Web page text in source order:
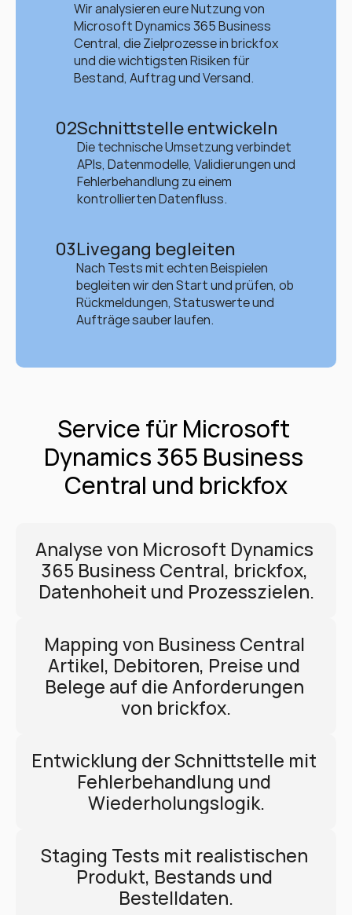
Wir analysieren eure Nutzung von
Microsoft Dynamics 365 Business
Central, die Zielprozesse in brickfox
und die wichtigsten Risiken für
Bestand, Auftrag und Versand.
02Schnittstelle entwickeln
Die technische Umsetzung verbindet
APIs, Datenmodelle, Validierungen und
Fehlerbehandlung zu einem
kontrollierten Datenfluss.
03Livegang begleiten
Nach Tests mit echten Beispielen
begleiten wir den Start und prüfen, ob
Rückmeldungen, Statuswerte und
Aufträge sauber laufen.
Service für Microsoft
Dynamics 365 Business
Central und brickfox
Analyse von Microsoft Dynamics
365 Business Central, brickfox,
Datenhoheit und Prozesszielen.
Mapping von Business Central
Artikel, Debitoren, Preise und
Belege auf die Anforderungen
von brickfox.
Entwicklung der Schnittstelle mit
Fehlerbehandlung und
Wiederholungslogik.
Staging Tests mit realistischen
Produkt, Bestands und
Bestelldaten.